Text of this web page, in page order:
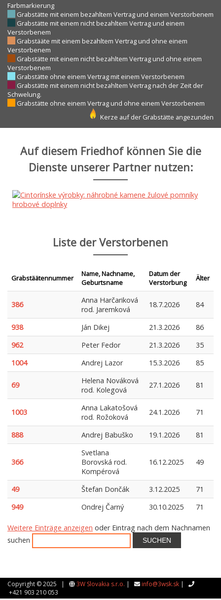
Farbmarkierung
Grabstätte mit einem bezahltem Vertrag und einem Verstorbenem
Grabstätte mit einem nicht bezahltem Vertrag und einem
Verstorbenem
Grabstääte mit einem bezahltem Vertrag und ohne einem
Verstorbenem
Grabstätte mit einem nicht bezahltem Vertrag und ohne einem
Verstorbenem
Grabstätte ohne einem Vertrag mit einem Verstorbenem
Grabstätte mit einem nicht bezahltem Vertrag nach der Zeit der
Schwelung.
Grabstätte ohne einem Vertrag und ohne einem Verstorbenem
Kerze auf der Grabstätte angezunden
Auf diesem Friedhof können Sie die
Dienste unserer Partner nutzen:
Liste der Verstorbenen
Grabstäätennummer
Name, Nachname,
Geburtsname
Datum der
Verstorbung
Älter
386
Anna Harčariková
rod. Jaremková
18.7.2026 84
938 Ján Dikej 21.3.2026
86
962
Peter Fedor 21.3.2026
35
1004
Andrej Lazor 15.3.2026 85
69
Helena Nováková
rod. Kolegová
27.1.2026 81
1003
Anna Lakatošová
rod. Rožoková
24.1.2026 71
888 Andrej Babuško 19.1.2026 81
366
Svetlana
Borovská rod.
Kompérová
16.12.2025 49
49 Štefan Dončák 3.12.2025
71
949
Ondrej Čarný 30.10.2025 71
Weitere Einträge anzeigen oder Eintrag nach dem Nachnamen
suchen
SUCHEN
Copyright © 2025 | 3W Slovakia s.r.o. | info@3wsk.sk |
+421 903 210 053